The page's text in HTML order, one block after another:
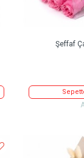
Şeffaf